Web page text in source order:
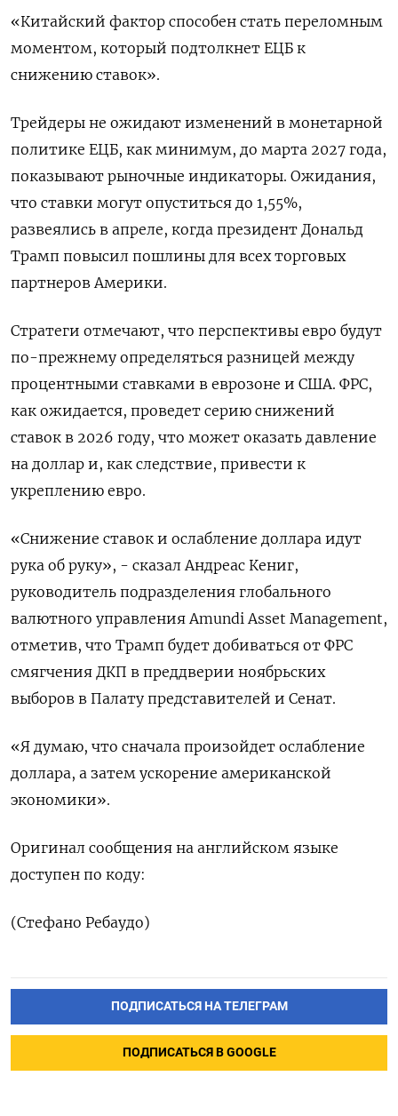
«Китайский фактор способен стать переломным
моментом, который подтолкнет ЕЦБ к
снижению ставок».
Трейдеры не ожидают изменений в монетарной
политике ЕЦБ, как минимум, до марта 2027 года,
показывают рыночные индикаторы. Ожидания,
что ставки могут опуститься до 1,55%,
развеялись в апреле, когда президент Дональд
Трамп повысил пошлины для всех торговых
партнеров Америки.
Стратеги отмечают, что перспективы евро будут
по-прежнему определяться разницей между
процентными ставками в еврозоне и США. ФРС,
как ожидается, проведет серию снижений
ставок в 2026 году, что может оказать давление
на доллар и, как следствие, привести к
укреплению евро.
«Снижение ставок и ослабление доллара идут
рука об руку», - сказал Андреас Кениг,
руководитель подразделения глобального
валютного управления Amundi Asset Management,
отметив, что Трамп будет добиваться от ФРС
смягчения ДКП в преддверии ноябрьских
выборов в Палату представителей и Сенат.
«Я думаю, что сначала произойдет ослабление
доллара, а затем ускорение американской
экономики».
Оригинал сообщения на английском языке
доступен по коду:
(Стефано Ребаудо)
ПОДПИСАТЬСЯ НА ТЕЛЕГРАМ
ПОДПИСАТЬСЯ В GOOGLE